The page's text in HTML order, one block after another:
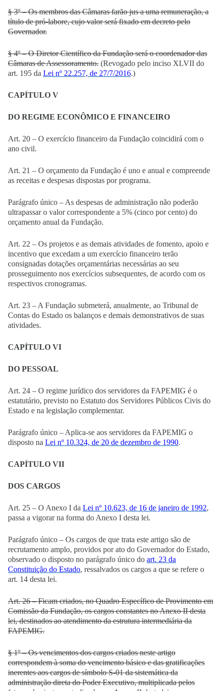
§ 3º – Os membros das Câmaras farão jus a uma remuneração, a
título de pró-labore, cujo valor será fixado em decreto pelo
Governador.
§ 4º – O Diretor Científico da Fundação será o coordenador das
Câmaras de Assessoramento. (Revogado pelo inciso XLVII do
art. 195 da Lei nº 22.257, de 27/7/2016.)
CAPÍTULO V
DO REGIME ECONÔMICO E FINANCEIRO
Art. 20 – O exercício financeiro da Fundação coincidirá com o
ano civil.
Art. 21 – O orçamento da Fundação é uno e anual e compreende
as receitas e despesas dispostas por programa.
Parágrafo único – As despesas de administração não poderão
ultrapassar o valor correspondente a 5% (cinco por cento) do
orçamento anual da Fundação.
Art. 22 – Os projetos e as demais atividades de fomento, apoio e
incentivo que excedam a um exercício financeiro terão
consignadas dotações orçamentárias necessárias ao seu
prosseguimento nos exercícios subsequentes, de acordo com os
respectivos cronogramas.
Art. 23 – A Fundação submeterá, anualmente, ao Tribunal de
Contas do Estado os balanços e demais demonstrativos de suas
atividades.
CAPÍTULO VI
DO PESSOAL
Art. 24 – O regime jurídico dos servidores da FAPEMIG é o
estatutário, previsto no Estatuto dos Servidores Públicos Civis do
Estado e na legislação complementar.
Parágrafo único – Aplica-se aos servidores da FAPEMIG o
disposto na Lei nº 10.324, de 20 de dezembro de 1990.
CAPÍTULO VII
DOS CARGOS
Art. 25 – O Anexo I da Lei nº 10.623, de 16 de janeiro de 1992,
passa a vigorar na forma do Anexo I desta lei.
Parágrafo único – Os cargos de que trata este artigo são de
recrutamento amplo, providos por ato do Governador do Estado,
observado o disposto no parágrafo único do art. 23 da
Constituição do Estado, ressalvados os cargos a que se refere o
art. 14 desta lei.
Art. 26 – Ficam criados, no Quadro Específico de Provimento em
Comissão da Fundação, os cargos constantes no Anexo II desta
lei, destinados ao atendimento da estrutura intermediária da
FAPEMIG.
§ 1º – Os vencimentos dos cargos criados neste artigo
correspondem à soma do vencimento básico e das gratificações
inerentes aos cargos de símbolo S-01 da sistemática da
administração direta do Poder Executivo, multiplicada pelos